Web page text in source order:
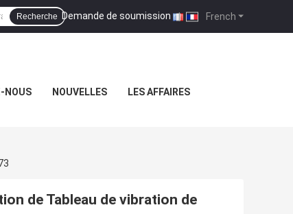
French
Demande de soumission |
Recherche
NOUS NOUVELLES LES AFFAIRES
de Tableau de vibration de